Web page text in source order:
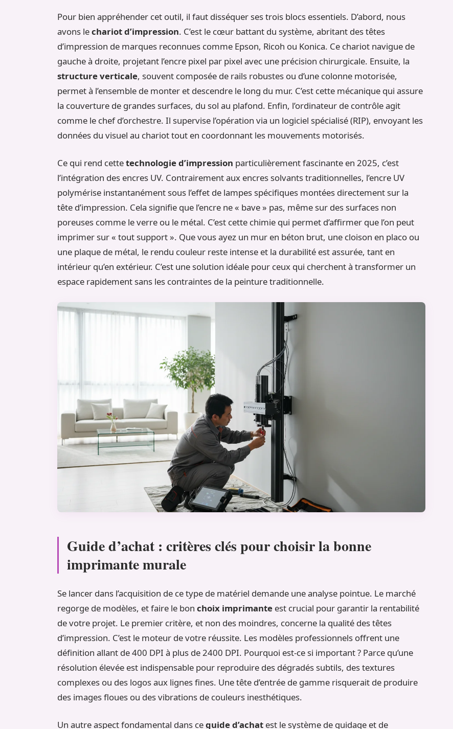
Pour bien appréhender cet outil, il faut disséquer ses trois blocs essentiels. D’abord, nous
avons lechariot d’impression. C’est le cœur battant du système, abritant des têtes
d’impression de marques reconnues comme Epson, Ricoh ou Konica. Ce chariot navigue de
gauche à droite, projetant l’encre pixel par pixel avec une précision chirurgicale. Ensuite, la
structure verticale, souvent composée de rails robustes ou d’une colonne motorisée,
permet à l’ensemble de monter et descendre le long du mur. C’est cette mécanique qui assure
la couverture de grandes surfaces, du sol au plafond. Enfin, l’ordinateur de contrôle agit
comme le chef d’orchestre. Il supervise l’opération via un logiciel spécialisé (RIP), envoyant les
données du visuel au chariot tout en coordonnant les mouvements motorisés.
Ce qui rend cettetechnologie d’impression particulièrement fascinante en 2025, c’est
l’intégration des encres UV. Contrairement aux encres solvants traditionnelles, l’encre UV
polymérise instantanément sous l’effet de lampes spécifiques montées directement sur la
tête d’impression. Cela signifie que l’encre ne « bave » pas, même sur des surfaces non
poreuses comme le verre ou le métal. C’est cette chimie qui permet d’affirmer que l’on peut
imprimer sur « tout support ». Que vous ayez un mur en béton brut, une cloison en placo ou
une plaque de métal, le rendu couleur reste intense et la durabilité est assurée, tant en
intérieur qu’en extérieur. C’est une solution idéale pour ceux qui cherchent à transformer un
espace rapidement sans les contraintes de la peinture traditionnelle.
Guide d’achat : critères clés pour choisir la bonne
imprimante murale
Se lancer dans l’acquisition de ce type de matériel demande une analyse pointue. Le marché
regorge de modèles, et faire le bon choix imprimante est crucial pour garantir la rentabilité
de votre projet. Le premier critère, et non des moindres, concerne la qualité des têtes
d’impression. C’est le moteur de votre réussite. Les modèles professionnels offrent une
définition allant de 400 DPI à plus de 2400 DPI. Pourquoi est-ce si important ? Parce qu’une
résolution élevée est indispensable pour reproduire des dégradés subtils, des textures
complexes ou des logos aux lignes fines. Une tête d’entrée de gamme risquerait de produire
des images floues ou des vibrations de couleurs inesthétiques.
Un autre aspect fondamental dans ceguide d’achat est le système de guidage et de